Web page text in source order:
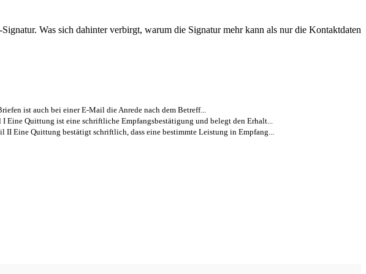
Was sich dahinter verbirgt, warum die Signatur mehr kann als nur die Kontaktdaten
ist auch bei einer E-Mail die Anrede nach dem Betreff...
Eine Quittung ist eine schriftliche Empfangsbestätigung und belegt den Erhalt...
II Eine Quittung bestätigt schriftlich, dass eine bestimmte Leistung in Empfang...